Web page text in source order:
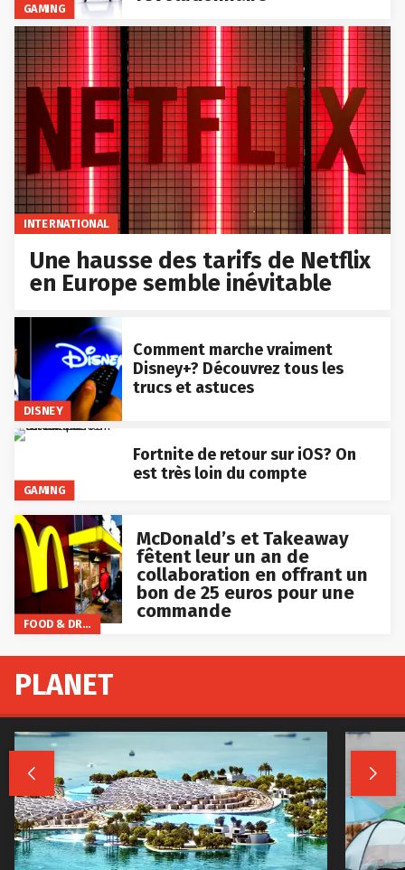
GAMING
INTERNATIONAL
Une hausse des tarifs de Netflix
en Europe semble inévitable
DISNEY
Comment marche vraiment
Disney+? Découvrez tous les
trucs et astuces
GAMING
Fortnite de retour sur iOS? On
est très loin du compte
FOOD & DRINKS
McDonald’s et Takeaway
fêtent leur un an de
collaboration en offrant un
bon de 25 euros pour une
commande
PLANET
 